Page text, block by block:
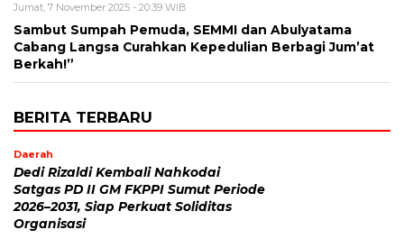
Jumat, 7 November 2025 - 20:39 WIB
Sambut Sumpah Pemuda, SEMMI dan Abulyatama
Cabang Langsa Curahkan Kepedulian Berbagi Jum’at
Berkah!”
BERITA TERBARU
Daerah
Dedi Rizaldi Kembali Nahkodai
Satgas PD II GM FKPPI Sumut Periode
2026–2031, Siap Perkuat Soliditas
Organisasi